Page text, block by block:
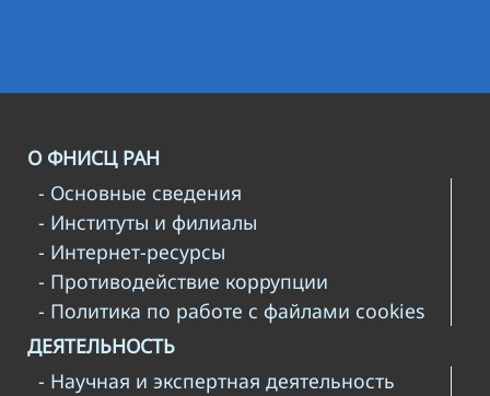
О ФНИСЦ РАН
- Основные сведения
- Институты и филиалы
- Интернет-ресурсы
- Противодействие коррупции
- Политика по работе с файлами cookies
ДЕЯТЕЛЬНОСТЬ
- Научная и экспертная деятельность